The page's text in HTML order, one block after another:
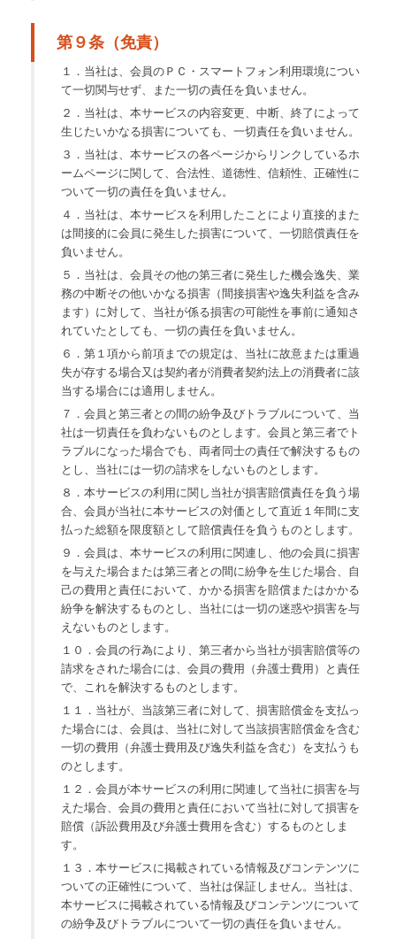
第９条（免責）
１．当社は、会員のＰＣ・スマートフォン利用環境につい
て一切関与せず、また一切の責任を負いません。
２．当社は、本サービスの内容変更、中断、終了によって
生じたいかなる損害についても、一切責任を負いません。
３．当社は、本サービスの各ページからリンクしているホ
ームページに関して、合法性、道徳性、信頼性、正確性に
ついて一切の責任を負いません。
４．当社は、本サービスを利用したことにより直接的また
は間接的に会員に発生した損害について、一切賠償責任を
負いません。
５．当社は、会員その他の第三者に発生した機会逸失、業
務の中断その他いかなる損害（間接損害や逸失利益を含み
ます）に対して、当社が係る損害の可能性を事前に通知さ
れていたとしても、一切の責任を負いません。
６．第１項から前項までの規定は、当社に故意または重過
失が存する場合又は契約者が消費者契約法上の消費者に該
当する場合には適用しません。
７．会員と第三者との間の紛争及びトラブルについて、当
社は一切責任を負わないものとします。会員と第三者でト
ラブルになった場合でも、両者同士の責任で解決するもの
とし、当社には一切の請求をしないものとします。
８．本サービスの利用に関し当社が損害賠償責任を負う場
合、会員が当社に本サービスの対価として直近１年間に支
払った総額を限度額として賠償責任を負うものとします。
９．会員は、本サービスの利用に関連し、他の会員に損害
を与えた場合または第三者との間に紛争を生じた場合、自
己の費用と責任において、かかる損害を賠償またはかかる
紛争を解決するものとし、当社には一切の迷惑や損害を与
えないものとします。
１０．会員の行為により、第三者から当社が損害賠償等の
請求をされた場合には、会員の費用（弁護士費用）と責任
で、これを解決するものとします。
１１．当社が、当該第三者に対して、損害賠償金を支払っ
た場合には、会員は、当社に対して当該損害賠償金を含む
一切の費用（弁護士費用及び逸失利益を含む）を支払うも
のとします。
１２．会員が本サービスの利用に関連して当社に損害を与
えた場合、会員の費用と責任において当社に対して損害を
賠償（訴訟費用及び弁護士費用を含む）するものとしま
す。
１３．本サービスに掲載されている情報及びコンテンツに
ついての正確性について、当社は保証しません。当社は、
本サービスに掲載されている情報及びコンテンツについて
の紛争及びトラブルについて一切の責任を負いません。